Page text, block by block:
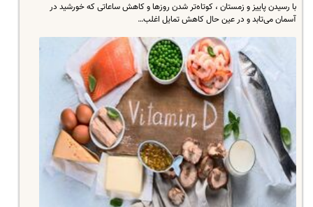
با رسیدن پاییز و زمستان ، کوتاه‌تر شدن روزها و کاهش ساعاتی که خورشید در
آسمان می‌تابد و در عین حال کاهش تمایل اغلب…